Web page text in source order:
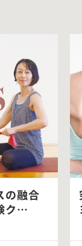
の融合
ク…